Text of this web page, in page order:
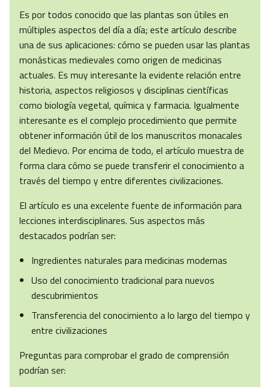
Es por todos conocido que las plantas son útiles en
múltiples aspectos del día a día; este artículo describe
una de sus aplicaciones: cómo se pueden usar las plantas
monásticas medievales como origen de medicinas
actuales. Es muy interesante la evidente relación entre
historia, aspectos religiosos y disciplinas científicas
como biología vegetal, química y farmacia. Igualmente
interesante es el complejo procedimiento que permite
obtener información útil de los manuscritos monacales
del Medievo. Por encima de todo, el artículo muestra de
forma clara cómo se puede transferir el conocimiento a
través del tiempo y entre diferentes civilizaciones.
El artículo es una excelente fuente de información para
lecciones interdisciplinares. Sus aspectos más
destacados podrían ser:
Ingredientes naturales para medicinas modernas
Uso del conocimiento tradicional para nuevos
descubrimientos
Transferencia del conocimiento a lo largo del tiempo y
entre civilizaciones
Preguntas para comprobar el grado de comprensión
podrían ser: